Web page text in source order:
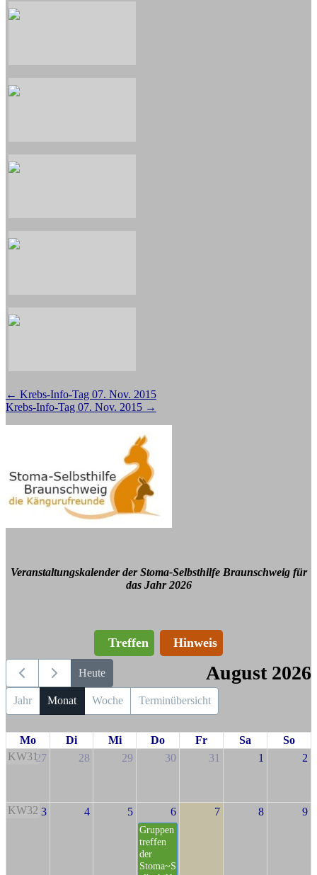
Beitragsnavigation
← Krebs-Info-Tag 07. Nov. 2015
Krebs-Info-Tag 07. Nov. 2015 →
Veranstaltungskalender der Stoma-Selbsthilfe Braunschweig für
das Jahr 2026
Treffen Hinweis
Heute August 2026
Jahr Monat Woche Terminübersicht
Mo Di Mi Do Fr Sa
So
KW3127 28 29 30 31 1 2
KW32 3 4 5 6
Gruppen
treffen
der
Stoma~S
7 8 9